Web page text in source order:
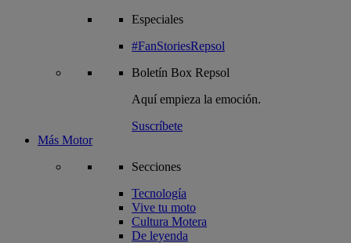
Especiales
#FanStoriesRepsol
Boletín Box Repsol
Aquí empieza la emoción.
Suscríbete
Más Motor
Secciones
Tecnología
Vive tu moto
Cultura Motera
De leyenda